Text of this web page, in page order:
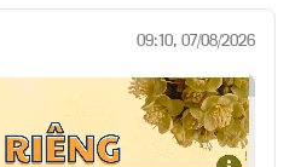
09:10, 07/08/2026